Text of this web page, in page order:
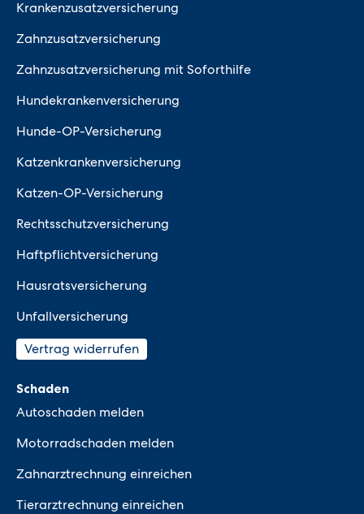
Krankenzusatzversicherung
Zahnzusatzversicherung
Zahnzusatzversicherung mit Soforthilfe
Hundekrankenversicherung
Hunde-OP-Versicherung
Katzenkrankenversicherung
Katzen-OP-Versicherung
Rechtsschutzversicherung
Haftpflichtversicherung
Hausratsversicherung
Unfallversicherung
Vertrag widerrufen
Schaden
Autoschaden melden
Motorradschaden melden
Zahnarztrechnung einreichen
Tierarztrechnung einreichen